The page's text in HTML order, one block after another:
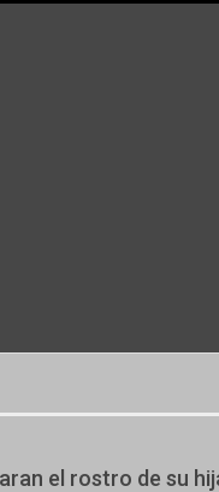
el rostro de su